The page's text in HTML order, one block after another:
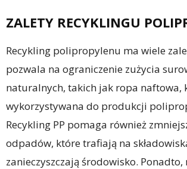
ZALETY RECYKLINGU
Recykling polipropylenu ma wiele
pozwala na ograniczenie zużycia
naturalnych, takich jak ropa naftowa,
wykorzystywana do produkcji
Recykling PP pomaga również
odpadów, które trafiają na
zanieczyszczają środowisko.